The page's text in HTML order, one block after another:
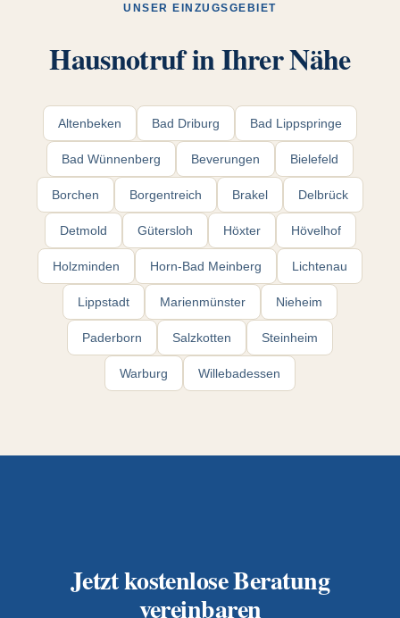
UNSER EINZUGSGEBIET
Hausnotruf in Ihrer Nähe
Altenbeken Bad Driburg Bad Lippspringe
Bad Wünnenberg Beverungen Bielefeld
Borchen Borgentreich Brakel Delbrück
Detmold Gütersloh Höxter Hövelhof
Holzminden Horn-Bad Meinberg Lichtenau
Lippstadt Marienmünster Nieheim
Paderborn Salzkotten Steinheim
Warburg Willebadessen
Jetzt kostenlose Beratung
vereinbaren